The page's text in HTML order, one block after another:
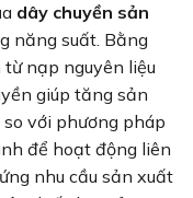
dây chuyền sản
năng suất. Bằng
nạp nguyên liệu
giúp tăng sản
với phương pháp
để hoạt động liên
nhu cầu sản xuất